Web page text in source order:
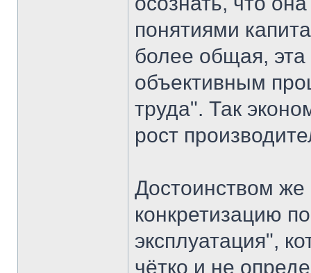
понятиями
более общая,
объективным
труда". Так
рост
Достоинством
конкретизацию
эксплуатация",
чётко и не